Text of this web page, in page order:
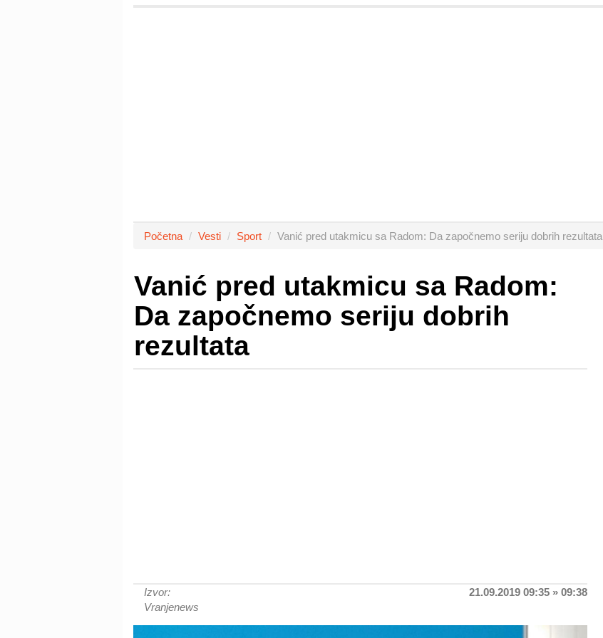
Početna Vesti Sport Vanić pred utakmicu sa Radom: Da započnemo seriju dobrih rezultata
Vanić pred utakmicu sa Radom:
Da započnemo seriju dobrih
rezultata
Izvor:
Vranjenews
21.09.2019 09:35 » 09:38